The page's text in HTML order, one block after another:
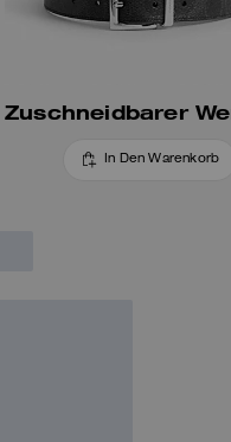
In Den Warenkorb